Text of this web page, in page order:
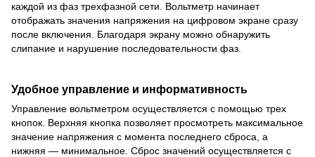
каждой из фаз трехфазной сети. Вольтметр начинает
отображать значения напряжения на цифровом экране сразу
после включения. Благодаря экрану можно обнаружить
слипание и нарушение последовательности фаз.
Удобное управление и информативность
Управление вольтметром осуществляется с помощью трех
кнопок. Верхняя кнопка позволяет просмотреть максимальное
значение напряжения с момента последнего сброса, а
нижняя — минимальное. Сброс значений осуществляется с